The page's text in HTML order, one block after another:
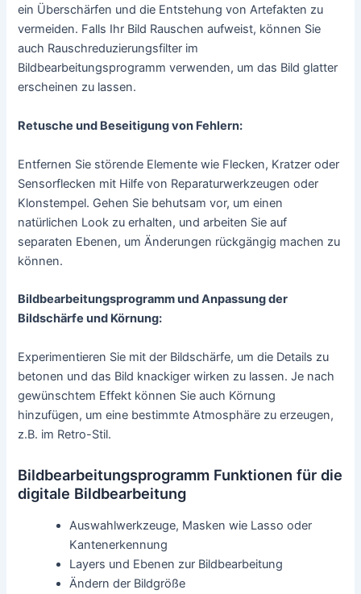
Verwenden Sie Werkzeuge wie Helligkeit/Kontrast oder
Tonwertkorrektur, um die Belichtung und den Kontrast des
Bildes anzupassen. Dadurch können Sie Details in den
Schatten und Lichtern verbessern und dem Bild mehr Tiefe
verleihen.
Farbkorrekturen vornehmen:
Spielen Sie mit den Farbreglern im
Bildbearbeitungsprogramm, um die Farbstimmung des
Bildes anzupassen. Sie können die Sättigung erhöhen oder
verringern, den Weißabgleich anpassen oder gezielt
bestimmte Farbtöne verstärken. Achten Sie darauf, dass
die Farben natürlich aussehen und nicht übertrieben
Schärfen und Rauschreduzierung:
Verwenden Sie das Schärfungswerkzeug, um die Details im
Bild zu betonen. Passen Sie die Schärfe vorsichtig an, um
ein Überschärfen und die Entstehung von Artefakten zu
vermeiden. Falls Ihr Bild Rauschen aufweist, können Sie
auch Rauschreduzierungsfilter im
erscheinen zu lassen.
Entfernen Sie störende Elemente wie Flecken, Kratzer oder
Sensorflecken mit Hilfe von Reparaturwerkzeugen oder
Klonstempel. Gehen Sie behutsam vor, um einen